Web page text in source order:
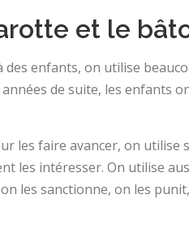
et le
des enfants, on utilise
de suite, les enfants
les faire avancer, on utilise
les intéresser. On utilise
les sanctionne, on les